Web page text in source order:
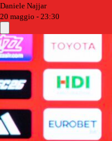
Daniele Najjar
20 maggio - 23:30